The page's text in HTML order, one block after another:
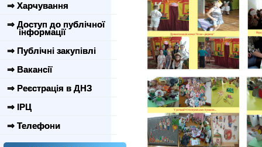
⇒ Харчування
⇒ Доступ до публічної
інформації
⇒ Публічні закупівлі
⇒ Вакансії
⇒ Реєстрація в ДНЗ
⇒ ІРЦ
⇒ Телефони